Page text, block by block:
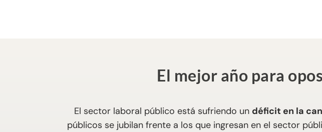
El mejor año para
El sector laboral público está sufriendo un déficit en la
públicos se jubilan frente a los que ingresan en el sector